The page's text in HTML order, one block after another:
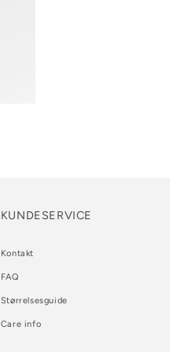
KUNDESERVICE
Kontakt
FAQ
Størrelsesguide
Care info